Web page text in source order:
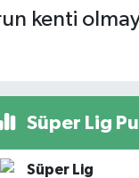
kenti
Süper Lig
Süper Lig